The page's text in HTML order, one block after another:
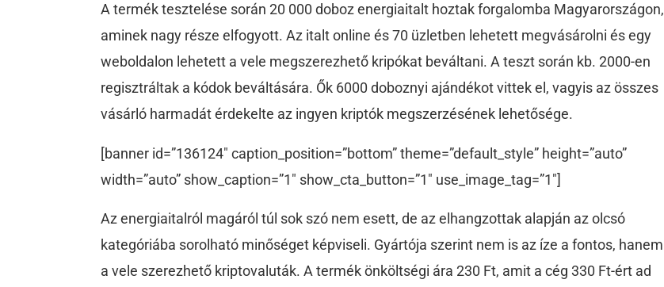
A termék tesztelése során 20 000 doboz energiaitalt hoztak forgalomba Magyarországon,
aminek nagy része elfogyott. Az italt online és 70 üzletben lehetett megvásárolni és egy
weboldalon lehetett a vele megszerezhető kripókat beváltani. A teszt során kb. 2000-en
regisztráltak a kódok beváltására. Ők 6000 doboznyi ajándékot vittek el, vagyis az összes
vásárló harmadát érdekelte az ingyen kriptók megszerzésének lehetősége.
[banner id=”136124″ caption_position=”bottom” theme=”default_style” height=”auto”
width=”auto” show_caption=”1″ show_cta_button=”1″ use_image_tag=”1″]
Az energiaitalról magáról túl sok szó nem esett, de az elhangzottak alapján az olcsó
kategóriába sorolható minőséget képviseli. Gyártója szerint nem is az íze a fontos, hanem
a vele szerezhető kriptovaluták. A termék önköltségi ára 230 Ft, amit a cég 330 Ft-ért ad